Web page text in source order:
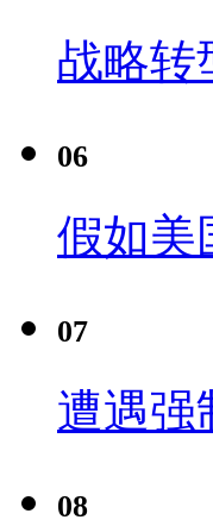
战略转
06
假如美
07
遭遇强
08